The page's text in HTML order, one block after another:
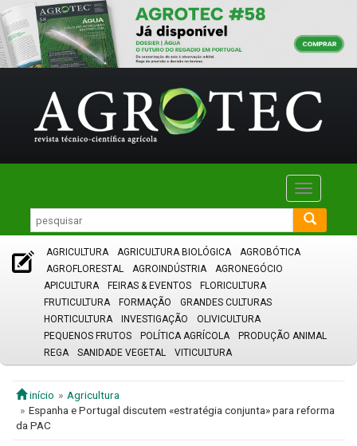
Toggle
AGRICULTURA AGRICULTURA BIOLÓGICA
AGROBÓTICA
AGROFLORESTAL
AGROINDÚSTRIA
AGRONEGÓCIO
APICULTURA
FEIRAS & EVENTOS
FLORICULTURA
FRUTICULTURA
FORMAÇÃO
GRANDES CULTURAS
HORTICULTURA
INVESTIGAÇÃO
OLIVICULTURA
PEQUENOS FRUTOS
POLÍTICA AGRÍCOLA
PRODUÇÃO ANIMAL
REGA
SANIDADE VEGETAL VITICULTURA
início
Agricultura
Espanha e Portugal discutem «estratégia conjunta» para reforma
da PAC